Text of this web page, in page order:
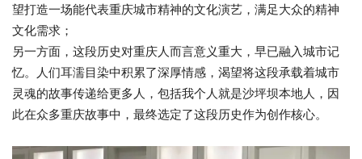
望打造一场能代表重庆城市精神的文化演艺，满足大众的精神
文化需求；
另一方面，这段历史对重庆人而言意义重大，早已融入城市记
忆。人们耳濡目染中积累了深厚情感，渴望将这段承载着城市
灵魂的故事传递给更多人，包括我个人就是沙坪坝本地人，因
此在众多重庆故事中，最终选定了这段历史作为创作核心。